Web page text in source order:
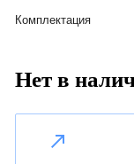
Комплектация
Нет в